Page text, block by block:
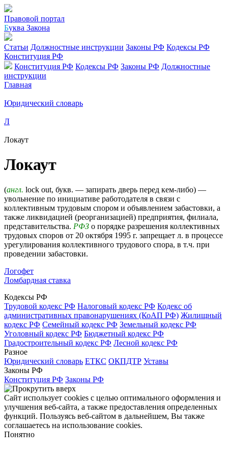
Правовой портал
Буква Закона
Статьи Должностные инструкции Законы РФ Кодексы РФ
Конституция РФ
Конституция РФ Кодексы РФ Законы РФ Должностные
инструкции
Главная
Юридический словарь
Л
Локаут
Локаут
(англ. lock out, букв. — запирать дверь перед кем-либо) —
увольнение по инициативе работодателя в связи с
коллективным трудовым спором и объявлением забастовки, а
также ликвидацией (реорганизацией) предприятия, филиала,
представительства. РФЗ о порядке разрешения коллективных
трудовых споров от 20 октября 1995 г. запрещает л. в процессе
урегулирования коллективного трудового спора, в т.ч. при
проведении забастовки.
Логофет
Ломбардная ставка
Кодексы РФ
Трудовой кодекс РФ Налоговый кодекс РФ Кодекс об
административных правонарушениях (КоАП РФ) Жилищный
кодекс РФ Семейный кодекс РФ Земельный кодекс РФ
Уголовный кодекс РФ Бюджетный кодекс РФ
Градостроительный кодекс РФ Лесной кодекс РФ
Разное
Юридический словарь ЕТКС ОКПДТР Уставы
Законы РФ
Конституция РФ Законы РФ
Сайт использует cookies с целью оптимального оформления и
улучшения веб-сайта, а также предоставления определенных
функций. Пользуясь веб-сайтом в дальнейшем, Вы также
соглашаетесь на использование cookies.
Понятно